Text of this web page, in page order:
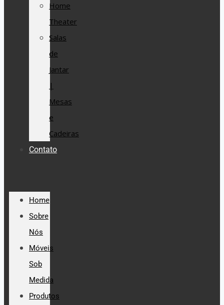
Home
Theater
Salas
de
Jantar
|
Mesas
e
Cadeiras
Contato
Home
Sobre
Nós
Móveis
Sob
Medida
Produtos